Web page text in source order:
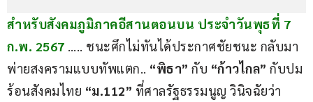
สำหรับสังคมภูมิภาคอีสานตอนบน ประจำวันพุธที่ 7
ก.พ. 2567 ….. ชนะศึกไม่ทันได้ประกาศชัยชนะ กลับมา
พ่ายสงครามแบบทัพแตก.. “พิธา” กับ “ก้าวไกล” กับปม
ร้อนสังคมไทย “ม.112” ที่ศาลรัฐธรรมนูญ วินิจฉัยว่า